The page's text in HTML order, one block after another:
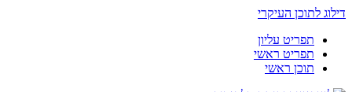
דילוג לתוכן העיקרי
תפריט עליון
תפריט ראשי
תוכן ראשי